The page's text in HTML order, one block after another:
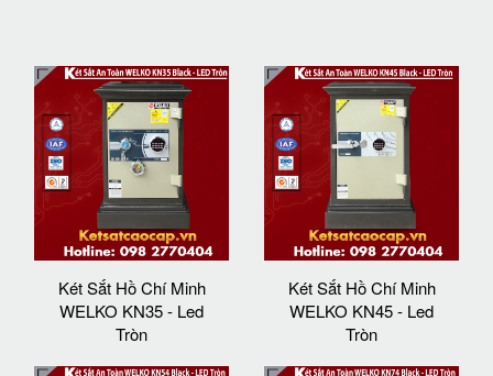
Két Sắt Hồ Chí Minh
WELKO KN35 - Led
Tròn
Két Sắt Hồ Chí Minh
WELKO KN45 - Led
Tròn